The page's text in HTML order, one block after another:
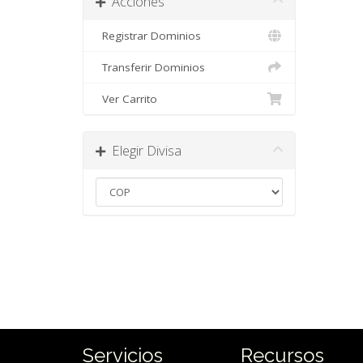
Registrar Dominios
Transferir Dominios
Ver Carrito
Elegir Divisa
Servicios Recursos